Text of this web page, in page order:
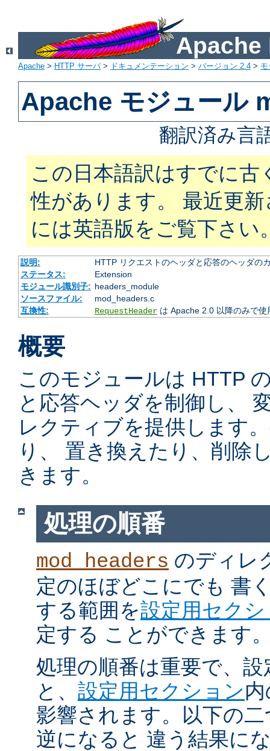
Apache
Apache > HTTP サーバ> ドキュメンテーション > バージョン 2.4 >
Apache モジュール
翻訳済み言
この日本語訳はすでに古
性があります。 最近更
には英語版をご覧下さい
説明:
HTTP リクエストのヘッダと応答のヘッダの
ステータス:
Extension
モジュール識別子: headers_module
ソースファイル:
mod_headers.c
互換性:
RequestHeaderは Apache 2.0 以降のみで使
概要
このモジュールは HTTP
と応答ヘッダを制御し、
レクティブを提供します
り、 置き換えたり、削除
きます。
処理の順番
mod_headers のディレ
定のほぼどこにでも 書
する範囲を設定用セク
定する ことができます
処理の順番は重要で、
と、 設定用セクション
影響されます。以下の
逆になると 違う結果に